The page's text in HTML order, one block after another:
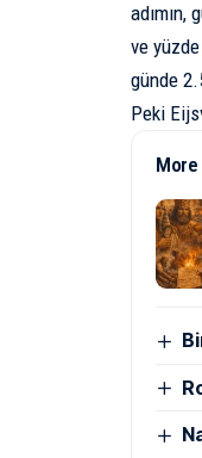
adımın,
ve
günde
Peki
More